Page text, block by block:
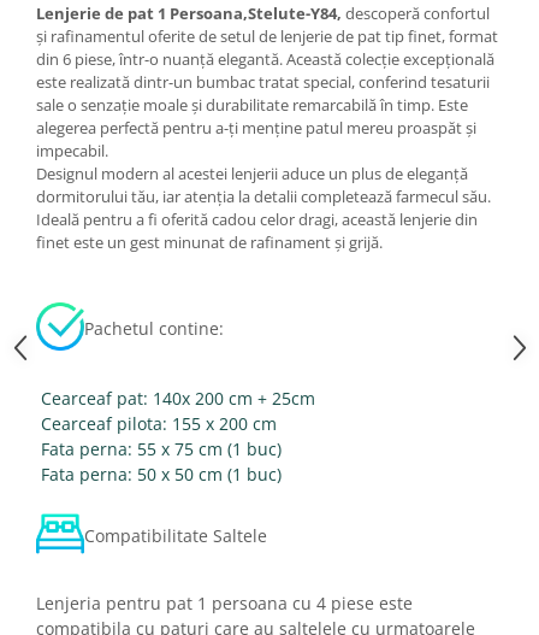
Lenjerie de pat 1 Persoana,Stelute-Y84, descoperă confortul
și rafinamentul oferite de setul de lenjerie de pat tip finet, format
din 6 piese, într-o nuanță elegantă. Această colecție excepțională
este realizată dintr-un bumbac tratat special, conferind tesaturii
sale o senzație moale și durabilitate remarcabilă în timp. Este
alegerea perfectă pentru a-ți menține patul mereu proaspăt și
impecabil.
Designul modern al acestei lenjerii aduce un plus de eleganță
dormitorului tău, iar atenția la detalii completează farmecul său.
Ideală pentru a fi oferită cadou celor dragi, această lenjerie din
finet este un gest minunat de rafinament și grijă.
Pachetul contine:
Cearceaf pat: 140x 200 cm + 25cm
Cearceaf pilota: 155 x 200 cm
Fata perna: 55 x 75 cm (1 buc)
Fata perna: 50 x 50 cm (1 buc)
Compatibilitate Saltele
Lenjeria pentru pat 1 persoana cu 4 piese este
compatibila cu paturi care au saltelele cu urmatoarele